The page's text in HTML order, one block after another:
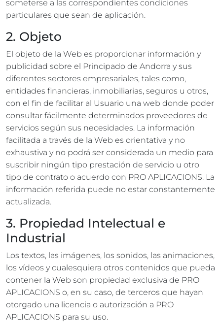
someterse a las correspondientes condiciones
particulares que sean de aplicación.
2. Objeto
El objeto de la Web es proporcionar información y
publicidad sobre el Principado de Andorra y sus
diferentes sectores empresariales, tales como,
entidades financieras, inmobiliarias, seguros u otros,
con el fin de facilitar al Usuario una web donde poder
consultar fácilmente determinados proveedores de
servicios según sus necesidades. La información
facilitada a través de la Web es orientativa y no
exhaustiva y no podrá ser considerada un medio para
suscribir ningún tipo prestación de servicio u otro
tipo de contrato o acuerdo con PRO APLICACIONS. La
información referida puede no estar constantemente
actualizada.
3. Propiedad Intelectual e
Industrial
Los textos, las imágenes, los sonidos, las animaciones,
los vídeos y cualesquiera otros contenidos que pueda
contener la Web son propiedad exclusiva de PRO
APLICACIONS o, en su caso, de terceros que hayan
otorgado una licencia o autorización a PRO
APLICACIONS para su uso.